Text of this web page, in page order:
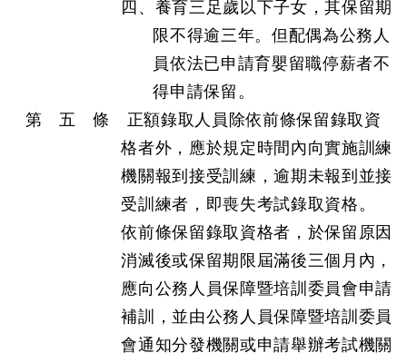
四、養育三足歲以下子女，其保留期
限不得逾三年。但配偶為公務人
員依法已申請育嬰留職停薪者不
得申請保留。
第 五 條 正額錄取人員除依前條保留錄取資
格者外，應於規定時間內向實施訓練
機關報到接受訓練，逾期未報到並接
受訓練者，即喪失考試錄取資格。
依前條保留錄取資格者，於保留原因
消滅後或保留期限屆滿後三個月內，
應向公務人員保障暨培訓委員會申請
補訓，並由公務人員保障暨培訓委員
會通知分發機關或申請舉辦考試機關